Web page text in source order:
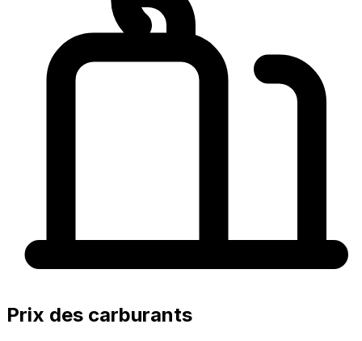
Prix des carburants